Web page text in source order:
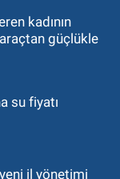
kadının
araçtan güçlükle
su fiyatı
il yönetimi